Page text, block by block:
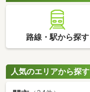
路線・駅から探す
人気のエリアから探す